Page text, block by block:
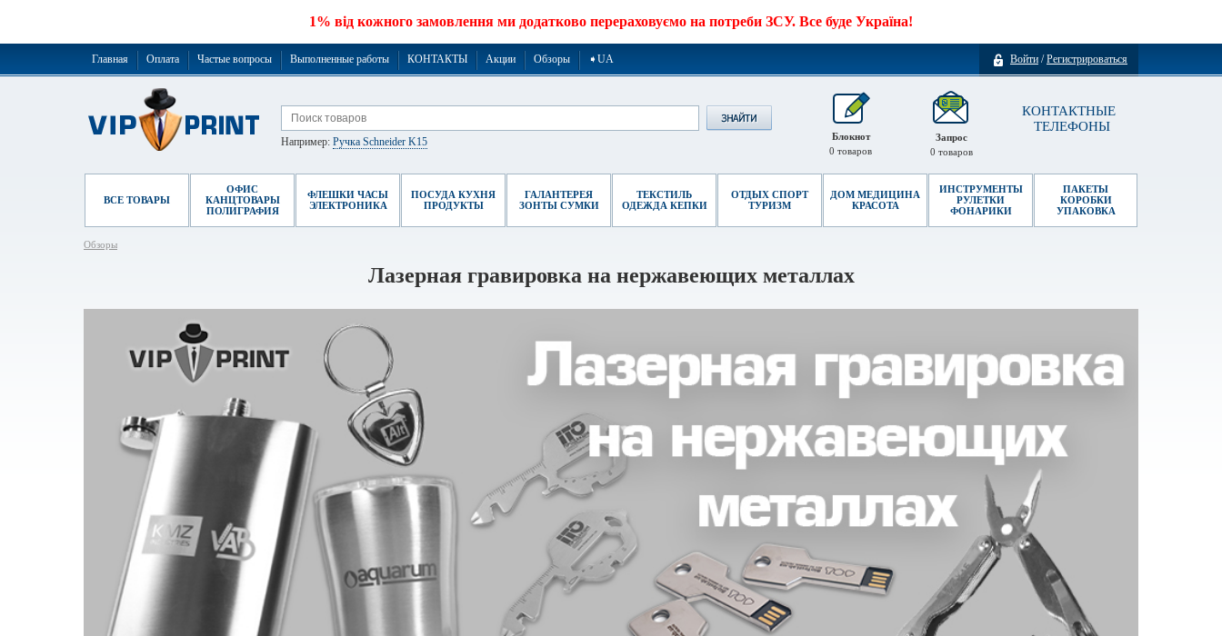
1% від кожного замовлення ми додатково перераховуємо на потреби ЗСУ. Все буде Україна!
Войти /Регистрироваться
Главная Оплата Частые вопросы Выполненные работы КОНТАКТЫ Акции Обзоры ➧UA
КОНТАКТНЫЕ
ТЕЛЕФОНЫ
Запрос
0 товаров
Например: Ручка Schneider K15
Блокнот
0 товаров
ВСЕ ТОВАРЫ
ОФИС
КАНЦТОВАРЫ
ПОЛИГРАФИЯ
ФЛЕШКИ ЧАСЫ
ЭЛЕКТРОНИКА
ПОСУДА КУХНЯ
ПРОДУКТЫ
ГАЛАНТЕРЕЯ
ЗОНТЫ СУМКИ
ТЕКСТИЛЬ
ОДЕЖДА КЕПКИ
ОТДЫХ СПОРТ
ТУРИЗМ
ДОМ МЕДИЦИНА
КРАСОТА
ИНСТРУМЕНТЫ
РУЛЕТКИ
ФОНАРИКИ
ПАКЕТЫ
КОРОБКИ
УПАКОВКА
Обзоры
Лазерная гравировка на нержавеющих металлах